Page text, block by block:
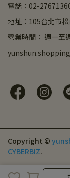
取消
電話：02-
地址：105台北市
營業時間： 週一至
Copyright ©
CYBERBIZ.